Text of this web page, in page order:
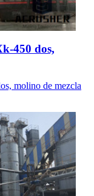
450 dos,
molino de mezcla